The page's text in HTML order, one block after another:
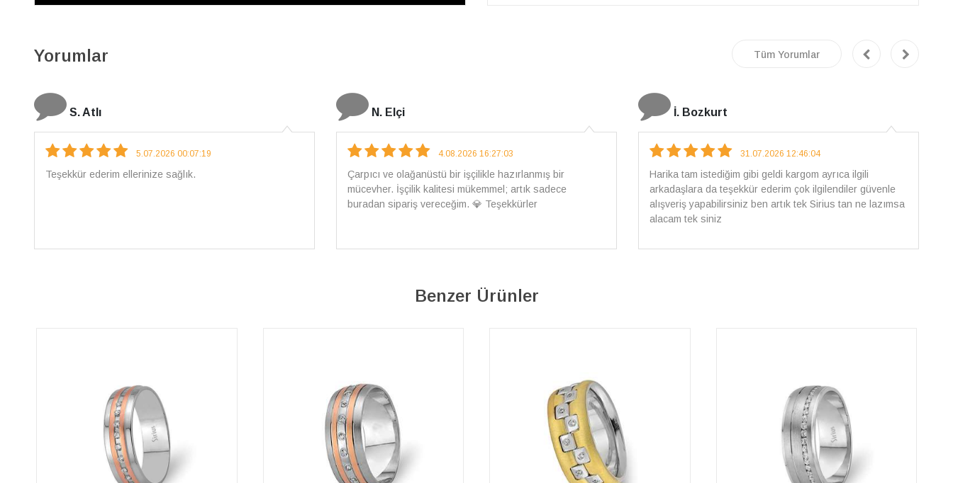
Yorumlar Tüm Yorumlar
N. Elçi
4.08.2026 16:27:03
Çarpıcı ve olağanüstü bir işçilikle hazırlanmış bir
İ. Bozkurt
31.07.2026 12:46:04
Harika tam istediğim gibi geldi kargom ayrıca ilgili
arkadaşlara da teşekkür ederim çok ilgilendiler güvenle
alışveriş yapabilirsiniz ben artık tek Sirius tan ne lazımsa
E.T
18.07.2026 12:38:01
Pirlantami teslim alana kadar tüm surecte bilgilendirildim,
güvenli bir alisveris oldu benim icin ve paketleme özenle
yapilmisti sorunsuz bir sekilde pirlantami takiyorum. Yeni
alisveris adresim artik belli.🤩 Tesekkurler Sirius
Benzer Ürünler